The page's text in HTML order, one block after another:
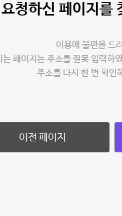
요청하신 페이지를
이용에 불편을 드
는 페이지는 주소를 잘못 입력하
주소를 다시 한 번 확인
이전 페이지